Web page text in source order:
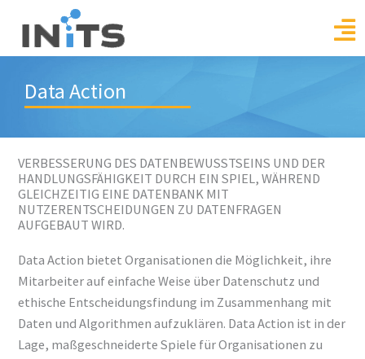
content
Data Action
VERBESSERUNG DES DATENBEWUSSTSEINS UND DER
HANDLUNGSFÄHIGKEIT DURCH EIN SPIEL, WÄHREND
GLEICHZEITIG EINE DATENBANK MIT
NUTZERENTSCHEIDUNGEN ZU DATENFRAGEN
AUFGEBAUT WIRD.
Data Action bietet Organisationen die Möglichkeit, ihre
Mitarbeiter auf einfache Weise über Datenschutz und
ethische Entscheidungsfindung im Zusammenhang mit
Daten und Algorithmen aufzuklären. Data Action ist in der
Lage, maßgeschneiderte Spiele für Organisationen zu